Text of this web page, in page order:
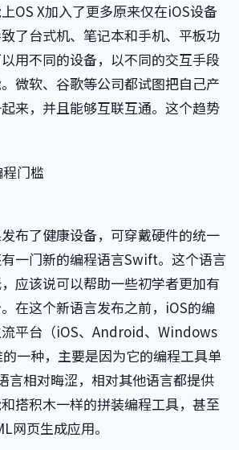
OS X加入了更多原来仅在iOS设备
了台式机、笔记本和手机、平板功
用不同的设备，以不同的交互手段
微软、谷歌等公司都试图把自己产
来，并且能够互联互通。这个趋势
门槛
布了健康设备，可穿戴硬件的统一
一门新的编程语言Swift。这个语言
应该说可以帮助一些初学者更加有
在这个新语言发布之前，iOS的编
平台（iOS、Android、Windows
一种，主要是因为它的编程工具单
言相对晦涩，相对其他语言都提供
搭积木一样的拼装编程工具，甚至
网页生成应用。